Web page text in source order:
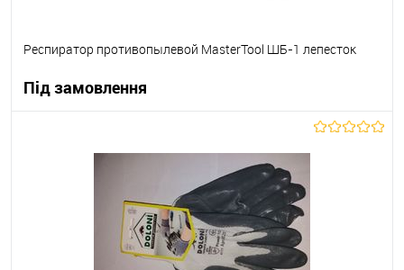
Респиратор противопылевой MasterTool ШБ-1 лепесток
Під замовлення
Під замовлення